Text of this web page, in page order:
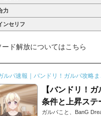
力
ンセリフ
ード解放についてはこちら
ルパ速報｜バンドリ！ガルパ攻略
【バンドリ！
条件と上昇ステ
ガルパこと、BanG